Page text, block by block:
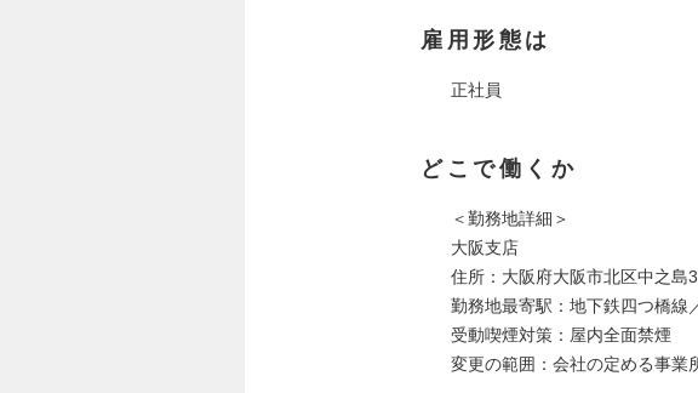
雇用形態は
正社員
どこで働くか
＜勤務地詳細＞
大阪支店
住所：大阪府大阪市北区中之島
勤務地最寄駅：地下鉄四つ橋線
受動喫煙対策：屋内全面禁煙
変更の範囲：会社の定める事業